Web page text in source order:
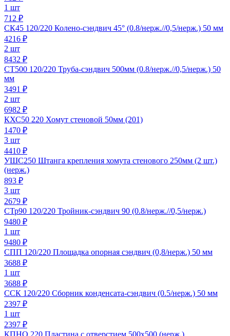
1 шт
712 ₽
СК45 120/220 Колено-сэндвич 45° (0.8/нерж.//0,5/нерж.) 50 мм
4216 ₽
2 шт
8432 ₽
СТ500 120/220 Труба-сэндвич 500мм (0.8/нерж.//0,5/нерж.) 50
мм
3491 ₽
2 шт
6982 ₽
КХС50 220 Хомут стеновой 50мм (201)
1470 ₽
3 шт
4410 ₽
УШС250 Штанга крепления хомута стенового 250мм (2 шт.)
(нерж.)
893 ₽
3 шт
2679 ₽
СТр90 120/220 Тройник-сэндвич 90 (0.8/нерж.//0,5/нерж.)
9480 ₽
1 шт
9480 ₽
СПП 120/220 Площадка опорная сэндвич (0,8/нерж.) 50 мм
3688 ₽
1 шт
3688 ₽
ССК 120/220 Сборник конденсата-сэндвич (0.5/нерж.) 50 мм
2397 ₽
1 шт
2397 ₽
КПНО 220 Пластина с отверстием 500х500 (нерж.)